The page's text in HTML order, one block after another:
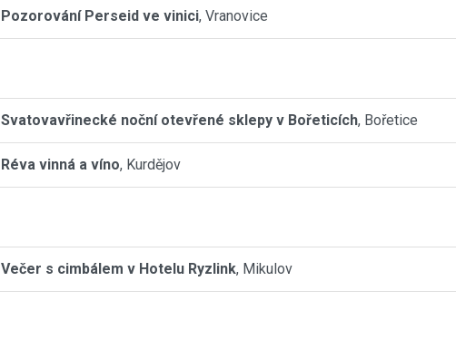
Pozorování Perseid ve vinici, Vranovice
Svatovavřinecké noční otevřené sklepy v Bořeticích, Bořetice
Réva vinná a víno, Kurdějov
Večer s cimbálem v Hotelu Ryzlink, Mikulov